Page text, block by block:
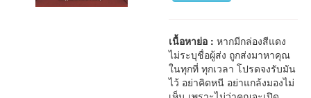
เนื้อหาย่อ :หากมีกล่องสีแดง
ไม่ระบุชื่อผู้ส่ง ถูกส่งมาหาคุณ
ในทุกที่ ทุกเวลา โปรดจงรับมัน
ไว้ อย่าคิดหนี อย่าแกล้งมองไม่